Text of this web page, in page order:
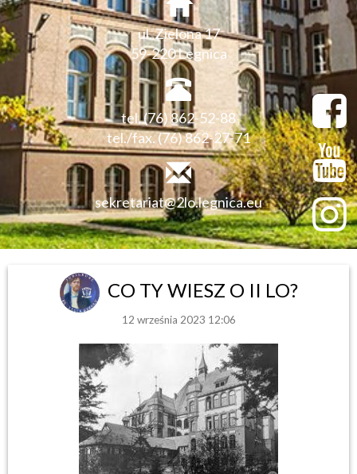
ul. Zielona 17
59-220 Legnica
tel. (76) 862-52-88
tel./fax. (76) 862-27-71
sekretariat@2lo.legnica.eu
CO TY WIESZ O II LO?
12 września 2023 12:06